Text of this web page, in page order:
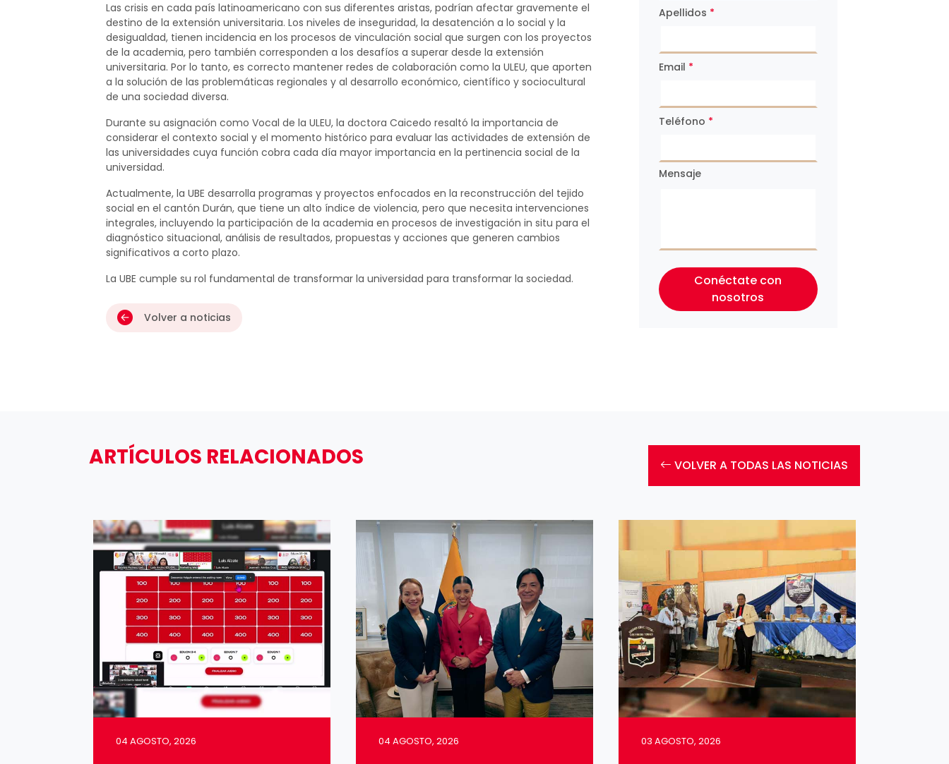
Las crisis en cada país latinoamericano con sus diferentes aristas, podrían afectar gravemente el
destino de la extensión universitaria. Los niveles de inseguridad, la desatención a lo social y la
desigualdad, tienen incidencia en los procesos de vinculación social que surgen con los proyectos
de la academia, pero también corresponden a los desafíos a superar desde la extensión
universitaria. Por lo tanto, es correcto mantener redes de colaboración como la ULEU, que aporten
a la solución de las problemáticas regionales y al desarrollo económico, científico y sociocultural
de una sociedad diversa.
Durante su asignación como Vocal de la ULEU, la doctora Caicedo resaltó la importancia de
considerar el contexto social y el momento histórico para evaluar las actividades de extensión de
las universidades cuya función cobra cada día mayor importancia en la pertinencia social de la
universidad.
Actualmente, la UBE desarrolla programas y proyectos enfocados en la reconstrucción del tejido
social en el cantón Durán, que tiene un alto índice de violencia, pero que necesita intervenciones
integrales, incluyendo la participación de la academia en procesos de investigación in situ para el
diagnóstico situacional, análisis de resultados, propuestas y acciones que generen cambios
significativos a corto plazo.
La UBE cumple su rol fundamental de transformar la universidad para transformar la sociedad.
Volver a noticias
Apellidos *
Email *
Teléfono *
Mensaje
Conéctate con
nosotros
ARTÍCULOS RELACIONADOS VOLVER A TODAS LAS NOTICIAS
04 AGOSTO, 2026 04 AGOSTO, 2026 03 AGOSTO, 2026